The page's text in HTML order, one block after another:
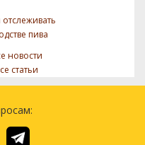
пива
новости
статьи